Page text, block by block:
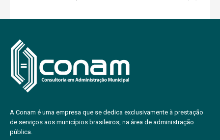
A Conam é uma empresa que se dedica exclusivamente à prestação
de serviços aos municípios brasileiros, na área de administração
pública.